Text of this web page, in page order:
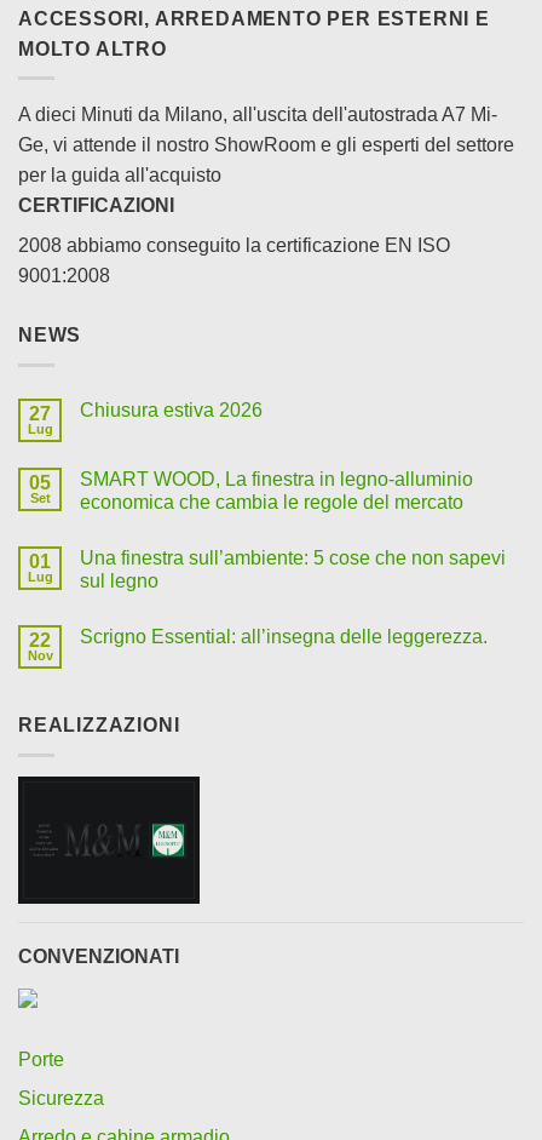
ACCESSORI, ARREDAMENTO PER ESTERNI E
MOLTO ALTRO
A dieci Minuti da Milano, all'uscita dell'autostrada A7 Mi-
Ge, vi attende il nostro ShowRoom e gli esperti del settore
per la guida all'acquisto
CERTIFICAZIONI
2008 abbiamo conseguito la certificazione EN ISO
9001:2008
NEWS
27
Lug
Chiusura estiva 2026
05
Set
SMART WOOD, La finestra in legno-alluminio
economica che cambia le regole del mercato
01
Lug
Una finestra sull’ambiente: 5 cose che non sapevi
sul legno
22
Nov
Scrigno Essential: all’insegna delle leggerezza.
REALIZZAZIONI
CONVENZIONATI
Porte
Sicurezza